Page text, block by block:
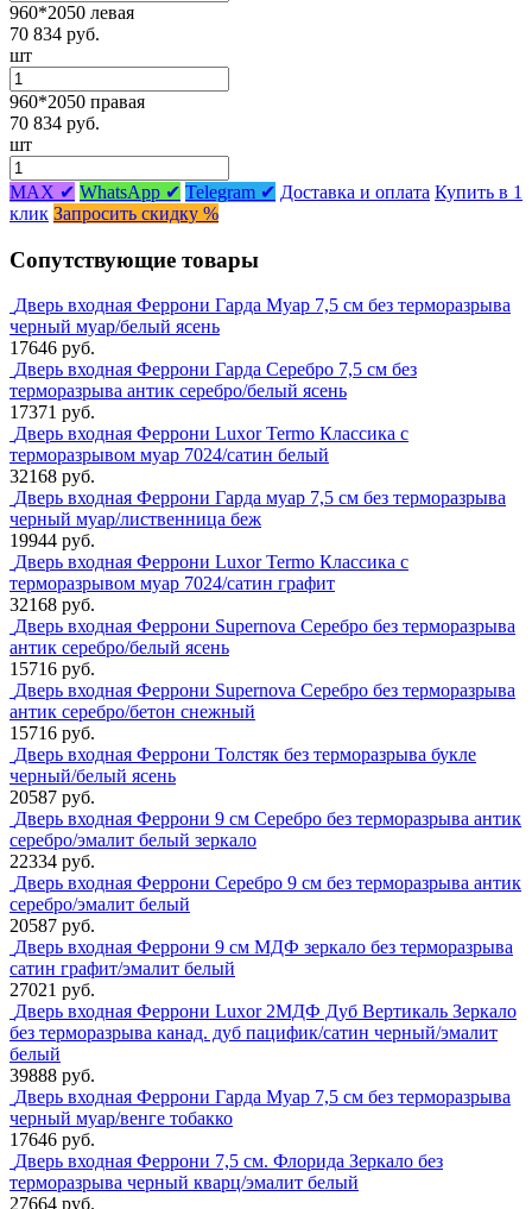
960*2050 левая
70 834 руб.
шт
960*2050 правая
70 834 руб.
шт
MAX ✔ WhatsApp ✔ Telegram ✔ Доставка и оплата Купить в 1
клик Запросить скидку %
Сопутствующие товары
Дверь входная Феррони Гарда Муар 7,5 см без терморазрыва
черный муар/белый ясень
17646 руб.
Дверь входная Феррони Гарда Серебро 7,5 см без
терморазрыва антик серебро/белый ясень
17371 руб.
Дверь входная Феррони Luxor Termo Классика с
терморазрывом муар 7024/сатин белый
32168 руб.
Дверь входная Феррони Гарда муар 7,5 см без терморазрыва
черный муар/лиственница беж
19944 руб.
Дверь входная Феррони Luxor Termo Классика с
терморазрывом муар 7024/сатин графит
32168 руб.
Дверь входная Феррони Supernova Серебро без терморазрыва
антик серебро/белый ясень
15716 руб.
Дверь входная Феррони Supernova Серебро без терморазрыва
антик серебро/бетон снежный
15716 руб.
Дверь входная Феррони Толстяк без терморазрыва букле
черный/белый ясень
20587 руб.
Дверь входная Феррони 9 см Серебро без терморазрыва антик
серебро/эмалит белый зеркало
22334 руб.
Дверь входная Феррони Серебро 9 см без терморазрыва антик
серебро/эмалит белый
20587 руб.
Дверь входная Феррони 9 см МДФ зеркало без терморазрыва
сатин графит/эмалит белый
27021 руб.
Дверь входная Феррони Luxor 2МДФ Дуб Вертикаль Зеркало
без терморазрыва канад. дуб пацифик/сатин черный/эмалит
белый
39888 руб.
Дверь входная Феррони Гарда Муар 7,5 см без терморазрыва
черный муар/венге тобакко
17646 руб.
Дверь входная Феррони 7,5 см. Флорида Зеркало без
терморазрыва черный кварц/эмалит белый
27664 руб.